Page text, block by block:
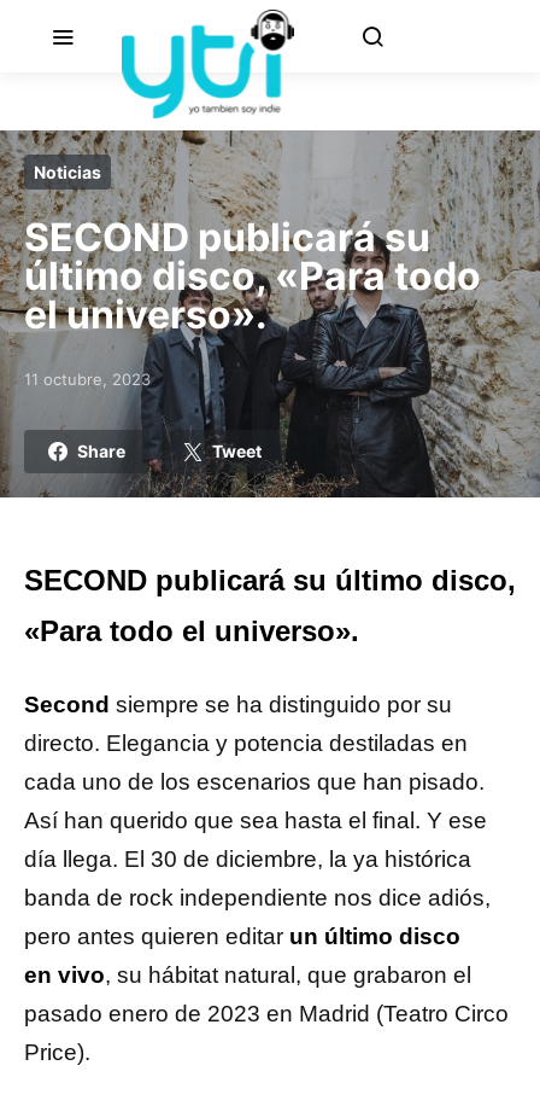
Noticias
SECOND publicará su
último disco, «Para todo
el universo».
Posted on
11 octubre, 2023
Share Tweet
SECOND publicará su último disco,
«Para todo el universo».
Second siempre se ha distinguido por su
directo. Elegancia y potencia destiladas en
cada uno de los escenarios que han pisado.
Así han querido que sea hasta el final. Y ese
día llega. El 30 de diciembre, la ya histórica
banda de rock independiente nos dice adiós,
pero antes quieren editar un último disco
en vivo, su hábitat natural, que grabaron el
pasado enero de 2023 en Madrid (Teatro Circo
Price).